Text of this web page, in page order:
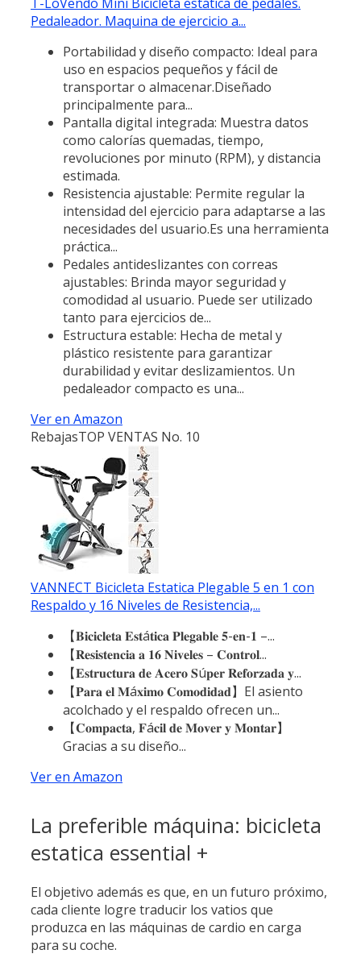
Pedaleador. Maquina de ejercicio a...
Portabilidad y diseño compacto: Ideal para
uso en espacios pequeños y fácil de
transportar o almacenar.Diseñado
principalmente para...
Pantalla digital integrada: Muestra datos
como calorías quemadas, tiempo,
revoluciones por minuto (RPM), y distancia
estimada.
Resistencia ajustable: Permite regular la
intensidad del ejercicio para adaptarse a las
necesidades del usuario.Es una herramienta
práctica...
Pedales antideslizantes con correas
ajustables: Brinda mayor seguridad y
comodidad al usuario. Puede ser utilizado
tanto para ejercicios de...
Estructura estable: Hecha de metal y
plástico resistente para garantizar
durabilidad y evitar deslizamientos. Un
pedaleador compacto es una...
Ver en Amazon
RebajasTOP VENTAS No. 10
VANNECT Bicicleta Estatica Plegable 5 en 1 con
Respaldo y 16 Niveles de Resistencia,...
【𝐁𝐢𝐜𝐢𝐜𝐥𝐞𝐭𝐚 𝐄𝐬𝐭á𝐭𝐢𝐜𝐚 𝐏𝐥𝐞𝐠𝐚𝐛𝐥𝐞 𝟓-𝐞𝐧-𝟏 –...
【𝐑𝐞𝐬𝐢𝐬𝐭𝐞𝐧𝐜𝐢𝐚 𝐚 𝟏𝟔 𝐍𝐢𝐯𝐞𝐥𝐞𝐬 – 𝐂𝐨𝐧𝐭𝐫𝐨𝐥...
【𝐄𝐬𝐭𝐫𝐮𝐜𝐭𝐮𝐫𝐚 𝐝𝐞 𝐀𝐜𝐞𝐫𝐨 𝐒ú𝐩𝐞𝐫 𝐑𝐞𝐟𝐨𝐫𝐳𝐚𝐝𝐚 𝐲...
【𝐏𝐚𝐫𝐚 𝐞𝐥 𝐌á𝐱𝐢𝐦𝐨 𝐂𝐨𝐦𝐨𝐝𝐢𝐝𝐚𝐝】El asiento
acolchado y el respaldo ofrecen un...
【𝐂𝐨𝐦𝐩𝐚𝐜𝐭𝐚, 𝐅á𝐜𝐢𝐥 𝐝𝐞 𝐌𝐨𝐯𝐞𝐫 𝐲 𝐌𝐨𝐧𝐭𝐚𝐫】
Gracias a su diseño...
Ver en Amazon
La preferible máquina: bicicleta
estatica essential +
El objetivo además es que, en un futuro próximo,
cada cliente logre traducir los vatios que
produzca en las máquinas de cardio en carga
para su coche.